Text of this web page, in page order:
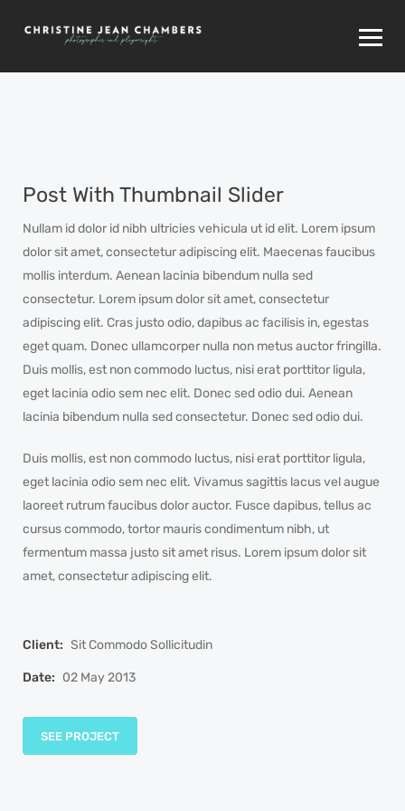
Post With Thumbnail Slider
Nullam id dolor id nibh ultricies vehicula ut id elit. Lorem ipsum
dolor sit amet, consectetur adipiscing elit. Maecenas faucibus
mollis interdum. Aenean lacinia bibendum nulla sed
consectetur. Lorem ipsum dolor sit amet, consectetur
adipiscing elit. Cras justo odio, dapibus ac facilisis in, egestas
eget quam. Donec ullamcorper nulla non metus auctor fringilla.
Duis mollis, est non commodo luctus, nisi erat porttitor ligula,
eget lacinia odio sem nec elit. Donec sed odio dui. Aenean
lacinia bibendum nulla sed consectetur. Donec sed odio dui.
Duis mollis, est non commodo luctus, nisi erat porttitor ligula,
eget lacinia odio sem nec elit. Vivamus sagittis lacus vel augue
laoreet rutrum faucibus dolor auctor. Fusce dapibus, tellus ac
cursus commodo, tortor mauris condimentum nibh, ut
fermentum massa justo sit amet risus. Lorem ipsum dolor sit
amet, consectetur adipiscing elit.
Client: Sit Commodo Sollicitudin
Date: 02 May 2013
SEE PROJECT